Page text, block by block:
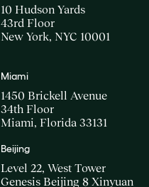
10 Hudson Yards
43rd Floor
New York, NYC 10001
Miami
1450 Brickell Avenue
34th Floor
Miami, Florida 33131
Beijing
Level 22, West Tower
Genesis Beijing 8 Xinyuan